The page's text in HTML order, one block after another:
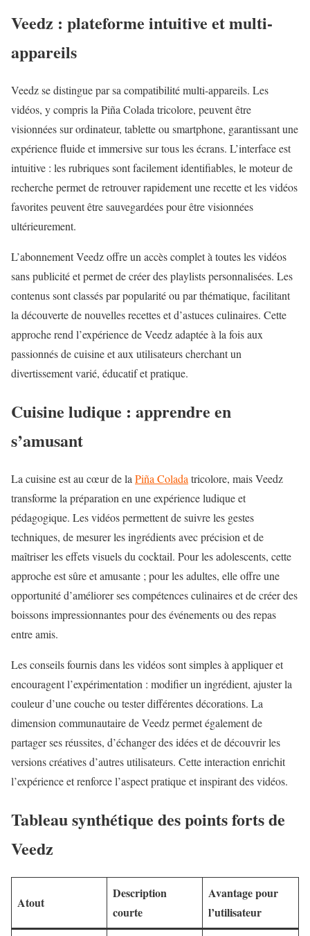
Veedz : plateforme intuitive et multi-
appareils
Veedz se distingue par sa compatibilité multi-appareils. Les
vidéos, y compris la Piña Colada tricolore, peuvent être
visionnées sur ordinateur, tablette ou smartphone, garantissant une
expérience fluide et immersive sur tous les écrans. L’interface est
intuitive : les rubriques sont facilement identifiables, le moteur de
recherche permet de retrouver rapidement une recette et les vidéos
favorites peuvent être sauvegardées pour être visionnées
ultérieurement.
L’abonnement Veedz offre un accès complet à toutes les vidéos
sans publicité et permet de créer des playlists personnalisées. Les
contenus sont classés par popularité ou par thématique, facilitant
la découverte de nouvelles recettes et d’astuces culinaires. Cette
approche rend l’expérience de Veedz adaptée à la fois aux
passionnés de cuisine et aux utilisateurs cherchant un
divertissement varié, éducatif et pratique.
Cuisine ludique : apprendre en
s’amusant
La cuisine est au cœur de la Piña Colada tricolore, mais Veedz
transforme la préparation en une expérience ludique et
pédagogique. Les vidéos permettent de suivre les gestes
techniques, de mesurer les ingrédients avec précision et de
maîtriser les effets visuels du cocktail. Pour les adolescents, cette
approche est sûre et amusante ; pour les adultes, elle offre une
opportunité d’améliorer ses compétences culinaires et de créer des
boissons impressionnantes pour des événements ou des repas
entre amis.
Les conseils fournis dans les vidéos sont simples à appliquer et
encouragent l’expérimentation : modifier un ingrédient, ajuster la
couleur d’une couche ou tester différentes décorations. La
dimension communautaire de Veedz permet également de
partager ses réussites, d’échanger des idées et de découvrir les
versions créatives d’autres utilisateurs. Cette interaction enrichit
l’expérience et renforce l’aspect pratique et inspirant des vidéos.
Tableau synthétique des points forts de
Veedz
Atout
Description
courte
Avantage pour
l’utilisateur